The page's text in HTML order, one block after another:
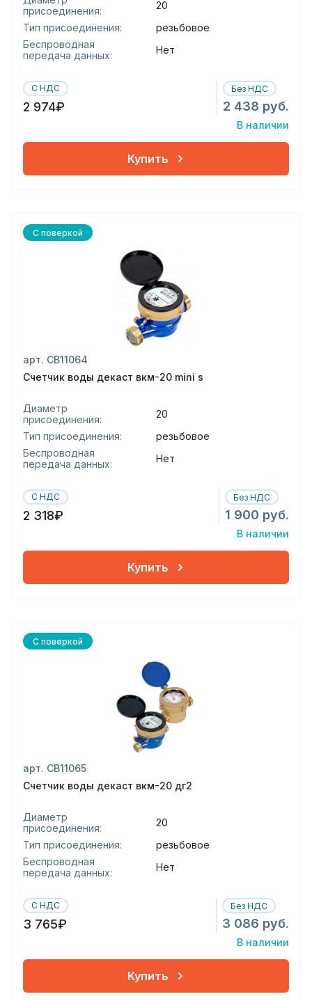
присоединения:
20
Тип присоединения:
резьбовое
Беспроводная
передача данных:
Нет
С НДС
2 974₽
Без НДС
2 438 руб.
В наличии
Купить
С поверкой
арт. СВ11064
Счетчик воды декаст вкм-20 mini s
Диаметр
присоединения:
20
Тип присоединения:
резьбовое
Беспроводная
передача данных:
Нет
С НДС
2 318₽
Без НДС
1 900 руб.
В наличии
Купить
С поверкой
арт. СВ11065
Счетчик воды декаст вкм-20 дг2
Диаметр
присоединения:
20
Тип присоединения:
резьбовое
Беспроводная
передача данных:
Нет
С НДС
3 765₽
Без НДС
3 086 руб.
В наличии
Купить